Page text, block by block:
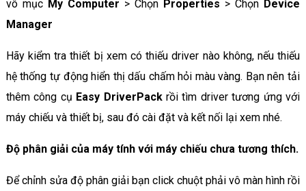
vô mục My Computer > Chọn Properties > Chọn Device
Manager
Hãy kiểm tra thiết bị xem có thiếu driver nào không, nếu thiếu
hệ thống tự động hiển thị dấu chấm hỏi màu vàng. Bạn nên tải
thêm công cụ Easy DriverPackrồi tìm driver tương ứng với
máy chiếu và thiết bị, sau đó cài đặt và kết nối lại xem nhé.
Độ phân giải của máy tính với máy chiếu chưa tương thích.
Để chỉnh sửa độ phân giải bạn click chuột phải vô màn hình rồi